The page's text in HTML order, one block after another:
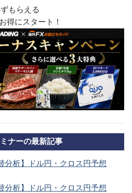
もらえる
得にスタート！
ナーの最新記事
分析】ドル円・クロス円予想
分析】ドル円・クロス円予想